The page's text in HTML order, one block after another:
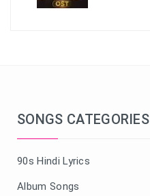
SONGS CATEGORIES
90s Hindi Lyrics
Album Songs